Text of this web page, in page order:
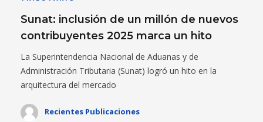
Sunat: inclusión de un millón de nuevos
contribuyentes 2025 marca un hito
La Superintendencia Nacional de Aduanas y de
Administración Tributaria (Sunat) logró un hito en la
arquitectura del mercado
Recientes Publicaciones